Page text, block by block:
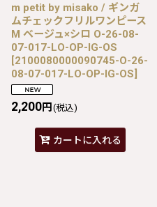
m petit by misako / ギンガ
ムチェックフリルワンピース
M ベージュ×シロ O-26-08-
07-017-LO-OP-IG-OS
[2100080000090745-O-26-
08-07-017-LO-OP-IG-OS]
2,200円 (税込)
カートに入れる